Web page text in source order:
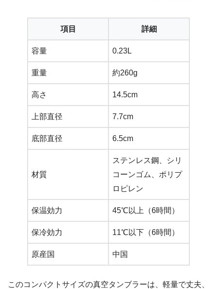
項目 詳細
容量 0.23L
重量 約260g
高さ 14.5cm
上部直径 7.7cm
底部直径 6.5cm
材質
ステンレス鋼、シリ
コーンゴム、ポリプ
ロピレン
保温効力 45℃以上（6時間）
保冷効力 11℃以下（6時間）
原産国 中国
このコンパクトサイズの真空タンブラーは、軽量で丈夫、